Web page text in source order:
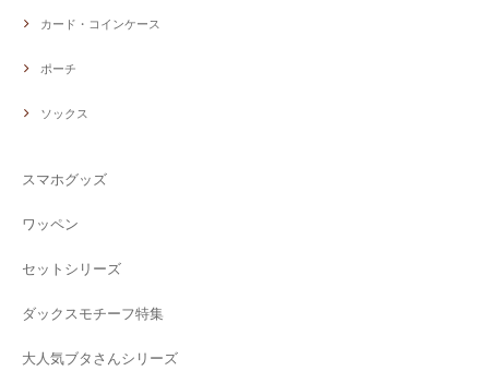
カード・コインケース
ポーチ
ソックス
スマホグッズ
ワッペン
セットシリーズ
ダックスモチーフ特集
大人気ブタさんシリーズ